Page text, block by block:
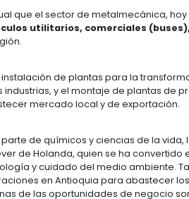
de 60 países y cerca de 1.500
Brasil, México, Chile, Perú, Costa
Adicionalmente, se está
Estado Asociado de la Alianza
principales socios comerciales
El comportamiento al alza de